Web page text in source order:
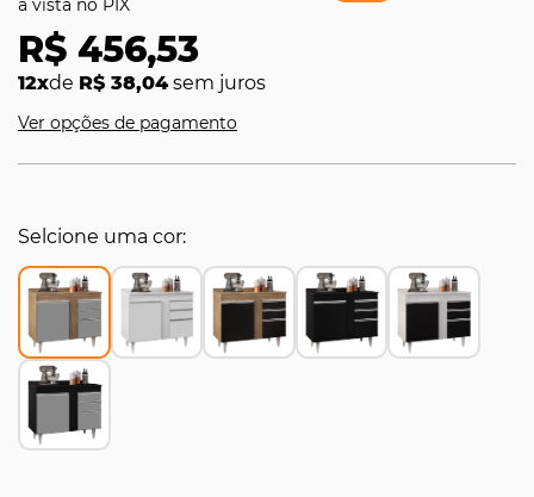
R$ 456,53
12xde R$ 38,04sem juros
Ver opções de pagamento
Selcione uma cor